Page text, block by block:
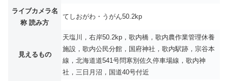
ライブカメラ名
称 読み方
てしおがわ・うがん50.2kp
見えるもの
天塩川，右岸50.2kp，歌内橋，歌内農作業管理休養
施設，歌内公民分館，国府神社，歌内駅跡，宗谷本
線，北海道道541号問寒別佐久停車場線，歌内神
社，三日月沼，国道40号付近